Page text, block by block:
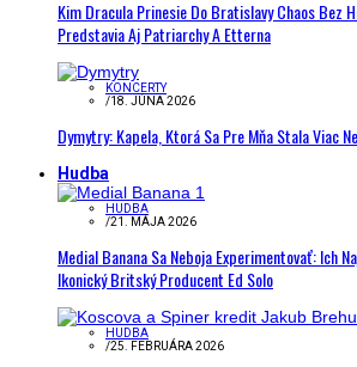
Kim Dracula Prinesie Do Bratislavy Chaos Bez
Predstavia Aj Patriarchy A Etterna
KONCERTY
/18. JÚNA 2026
Dymytry: Kapela, Ktorá Sa Pre Mňa Stala Viac
Hudba
HUDBA
/21. MÁJA 2026
Medial Banana Sa Neboja Experimentovať: Ich
Ikonický Britský Producent Ed Solo
HUDBA
/25. FEBRUÁRA 2026